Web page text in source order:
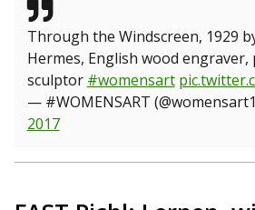
Through the Windscreen, 1929
Hermes, English wood
sculptor #womensart
— #WOMENSART
2017